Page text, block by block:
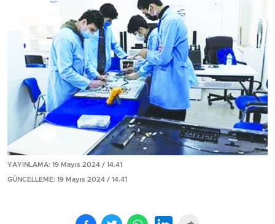
YAYINLAMA: 19 Mayıs 2024 / 14.41
GÜNCELLEME: 19 Mayıs 2024 / 14.41